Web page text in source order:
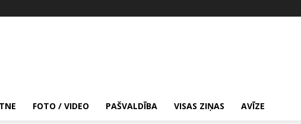
FOTO / VIDEO PAŠVALDĪBA VISAS ZIŅAS AVĪZE